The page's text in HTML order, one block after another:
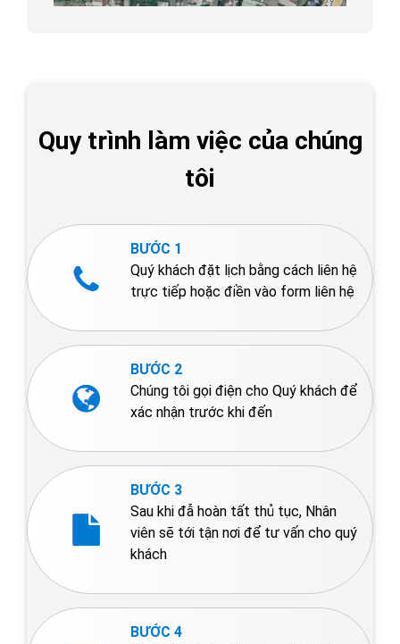
Quy trình làm việc của chúng
tôi
BƯỚC 1
Quý khách đặt lịch bằng cách liên hệ
trực tiếp hoặc điền vào form liên hệ
BƯỚC 2
Chúng tôi gọi điện cho Quý khách để
xác nhận trước khi đến
BƯỚC 3
Sau khi đẫ hoàn tất thủ tục, Nhân
viên sẽ tới tận nơi để tư vấn cho quý
khách
BƯỚC 4